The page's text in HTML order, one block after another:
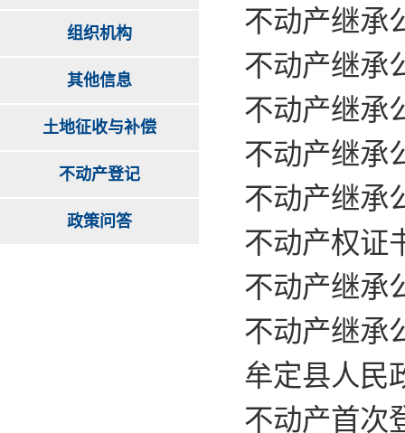
组织机构
其他信息
土地征收与补偿
不动产登记
政策问答
不动产继承
不动产继承
不动产继承
不动产继承
不动产继承
不动产权证
不动产继承
不动产继承
牟定县人民
不动产首次